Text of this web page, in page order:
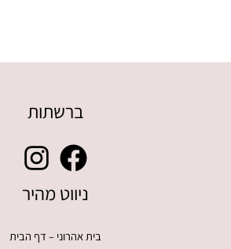
ברשתות
ניווט מהיר
בית אהרוני – דף הבית